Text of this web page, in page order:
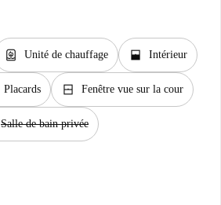
water_heater Unité de chauffage window_open Intérieur
Placards window_closed Fenêtre vue sur la cour
Salle de bain privée